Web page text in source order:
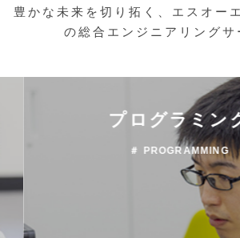
豊かな未来を切り拓く、エスオー
の総合エンジニアリングサ
プログラミン
＃ PROGRAMMING